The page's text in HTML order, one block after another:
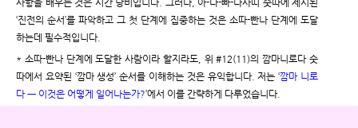
사항을 배우는 것은 시간 낭비입니다. 그러나, 아-나-빠-나사띠 숫따에 제시된
‘진전의 순서’를 파악하고 그 첫 단계에 집중하는 것은 소따-빤나 단계에 도달
하는데 필수적입니다.
* 소따-빤나 단계에 도달한 사람이라 할지라도, 위 #12(11)의 깜마니로다 숫
따에서 요약된 ‘깜마 생성’ 순서를 이해하는 것은 유익합니다. 저는 ‘깜마 니로
다 ㅡ 이것은 어떻게 일어나는가?’에서 이를 간략하게 다루었습니다.